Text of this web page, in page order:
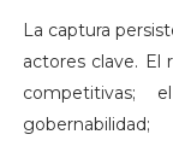
La captura
actores clave. El
competitivas;